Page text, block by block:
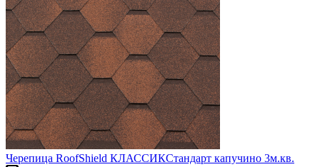
Черепица RoofShield КЛАССИКСтандарт капучино 3м.кв.